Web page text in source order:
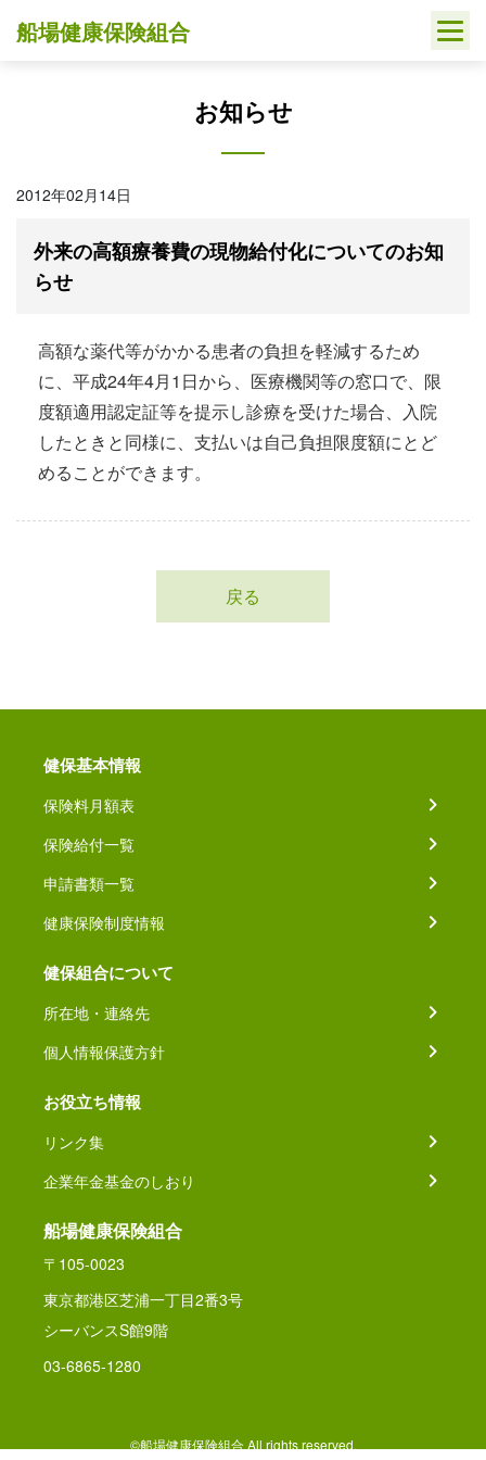
船場健康保険組合
お知らせ
2012年02月14日
外来の高額療養費の現物給付化についてのお知
らせ
高額な薬代等がかかる患者の負担を軽減するため
に、平成24年4月1日から、医療機関等の窓口で、限
度額適用認定証等を提示し診療を受けた場合、入院
したときと同様に、支払いは自己負担限度額にとど
めることができます。
戻る
健保基本情報
保険料月額表
保険給付一覧
申請書類一覧
健康保険制度情報
健保組合について
所在地・連絡先
個人情報保護方針
お役立ち情報
リンク集
企業年金基金のしおり
船場健康保険組合
〒105-0023
東京都港区芝浦一丁目2番3号
シーバンスS館9階
03-6865-1280
©船場健康保険組合 All rights reserved.